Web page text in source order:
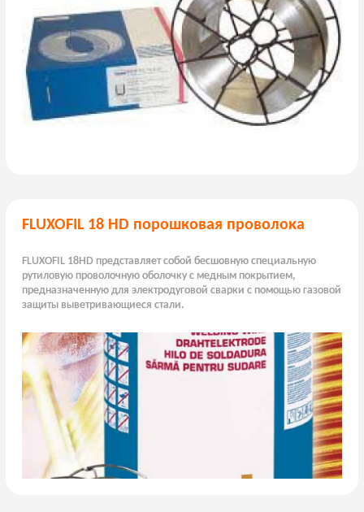
FLUXOFIL 18 HD порошковая проволока
FLUXOFIL 18HD представляет собой бесшовную специальную
рутиловую проволочную оболочку с медным покрытием,
предназначенную для электродуговой сварки с помощью газовой
защиты выветривающиеся стали.